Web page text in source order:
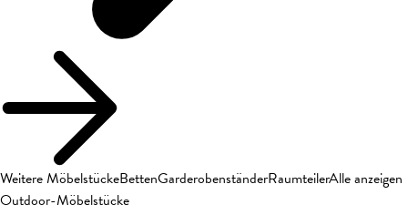
Weitere MöbelstückeBettenGarderobenständerRaumteilerAlle anzeigen
Outdoor-Möbelstücke